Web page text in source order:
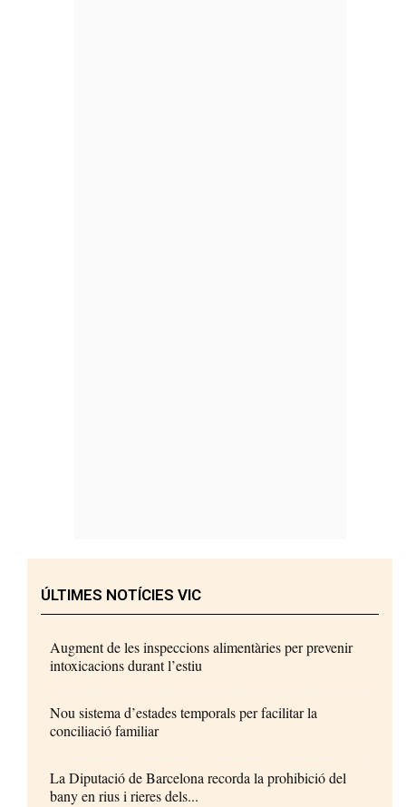
ÚLTIMES NOTÍCIES VIC
Augment de les inspeccions alimentàries per prevenir
intoxicacions durant l’estiu
Nou sistema d’estades temporals per facilitar la
conciliació familiar
La Diputació de Barcelona recorda la prohibició del
bany en rius i rieres dels...